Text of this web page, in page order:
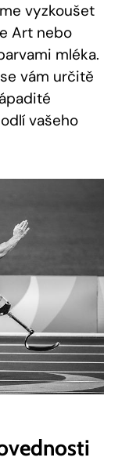
vyzkoušet
Art nebo
mléka.
vám určitě
vašeho